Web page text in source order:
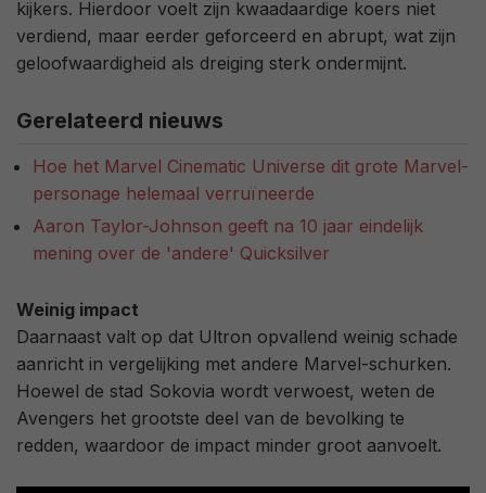
kijkers. Hierdoor voelt zijn kwaadaardige koers niet
verdiend, maar eerder geforceerd en abrupt, wat zijn
geloofwaardigheid als dreiging sterk ondermijnt.
Gerelateerd nieuws
Hoe het Marvel Cinematic Universe dit grote Marvel-
personage helemaal verruïneerde
Aaron Taylor-Johnson geeft na 10 jaar eindelijk
mening over de 'andere' Quicksilver
Weinig impact
Daarnaast valt op dat Ultron opvallend weinig schade
aanricht in vergelijking met andere Marvel-schurken.
Hoewel de stad Sokovia wordt verwoest, weten de
Avengers het grootste deel van de bevolking te
redden, waardoor de impact minder groot aanvoelt.